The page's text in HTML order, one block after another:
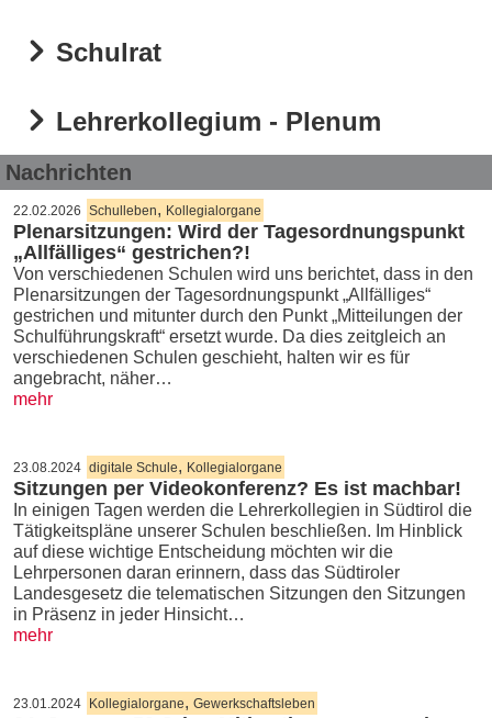
Schulrat
Lehrerkollegium - Plenum
Nachrichten
22.02.2026 Schulleben, Kollegialorgane
Plenarsitzungen: Wird der Tagesordnungspunkt
„Allfälliges“ gestrichen?!
Von verschiedenen Schulen wird uns berichtet, dass in den
Plenarsitzungen der Tagesordnungspunkt „Allfälliges“
gestrichen und mitunter durch den Punkt „Mitteilungen der
Schulführungskraft“ ersetzt wurde. Da dies zeitgleich an
verschiedenen Schulen geschieht, halten wir es für
angebracht, näher…
mehr
23.08.2024 digitale Schule, Kollegialorgane
Sitzungen per Videokonferenz? Es ist machbar!
In einigen Tagen werden die Lehrerkollegien in Südtirol die
Tätigkeitspläne unserer Schulen beschließen. Im Hinblick
auf diese wichtige Entscheidung möchten wir die
Lehrpersonen daran erinnern, dass das Südtiroler
Landesgesetz die telematischen Sitzungen den Sitzungen
in Präsenz in jeder Hinsicht…
mehr
23.01.2024 Kollegialorgane, Gewerkschaftsleben